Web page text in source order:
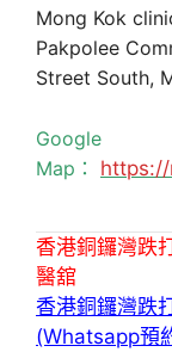
Mong Kok
Pakpolee
Street South,
Google
Map： https://
香港銅鑼灣跌
醫舘
香港銅鑼灣跌
(Whatsapp預